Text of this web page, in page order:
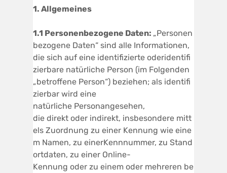
1. Allgemeines
1.1 Personenbezogene Daten: „Personen
bezogene Daten“ sind alle Informationen,
die sich auf eine identifizierte oderidentifi
zierbare natürliche Person (im Folgenden
„betroffene Person“) beziehen; als identifi
zierbar wird eine
natürliche Personangesehen,
die direkt oder indirekt, insbesondere mitt
els Zuordnung zu einer Kennung wie eine
m Namen, zu einerKennnummer, zu Stand
ortdaten, zu einer Online-
Kennung oder zu einem oder mehreren be